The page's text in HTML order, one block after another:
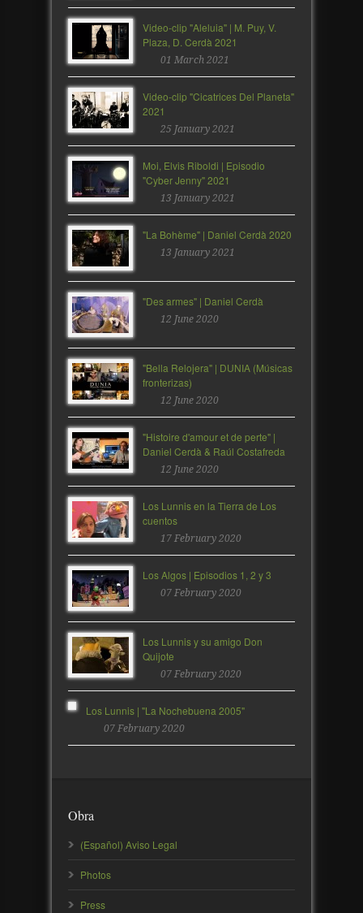
Video-clip "Aleluia" | M. Puy, V.
Plaza, D. Cerdà 2021
01 March 2021
Video-clip "Cicatrices Del Planeta"
2021
25 January 2021
Moi, Elvis Riboldi | Episodio
"Cyber Jenny" 2021
13 January 2021
"La Bohème" | Daniel Cerdà 2020
13 January 2021
"Des armes" | Daniel Cerdà
12 June 2020
"Bella Relojera" | DUNIA (Músicas
fronterizas)
12 June 2020
"Histoire d'amour et de perte" |
Daniel Cerdà & Raúl Costafreda
12 June 2020
Los Lunnis en la Tierra de Los
cuentos
17 February 2020
Los Algos | Episodios 1, 2 y 3
07 February 2020
Los Lunnis y su amigo Don
Quijote
07 February 2020
Los Lunnis | "La Nochebuena 2005"
07 February 2020
Obra
(Español) Aviso Legal
Photos
Press